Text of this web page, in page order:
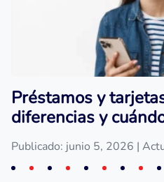
Préstamos y
diferencias y
Publicado: junio 5, 2026 |